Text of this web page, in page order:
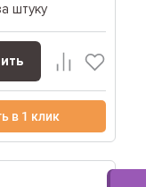
штуку
в 1 клик